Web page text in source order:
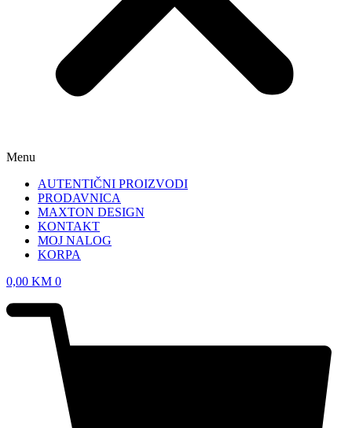
Menu
AUTENTIČNI PROIZVODI
PRODAVNICA
MAXTON DESIGN
KONTAKT
MOJ NALOG
KORPA
0,00 KM 0